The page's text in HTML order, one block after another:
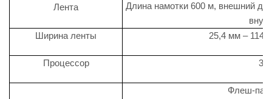
Лента
Длина намотки 600 м, внешний
Ширина ленты
25,4 мм –
Процессор
Флеш-